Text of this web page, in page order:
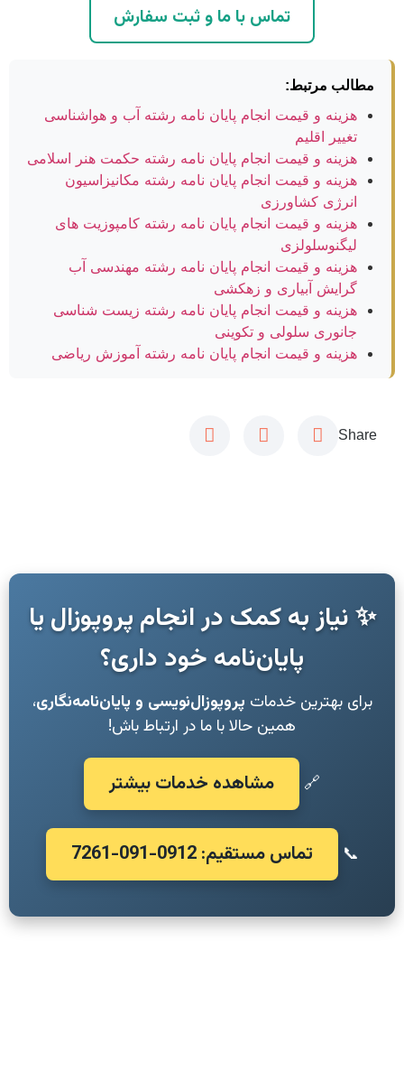
تماس با ما و ثبت سفارش
مطالب مرتبط:
هزینه و قیمت انجام پایان نامه رشته آب و هواشناسی
تغییر اقلیم
هزینه و قیمت انجام پایان نامه رشته حکمت هنر اسلامی
هزینه و قیمت انجام پایان نامه رشته مکانیزاسیون
انرژی کشاورزی
هزینه و قیمت انجام پایان نامه رشته کامپوزیت های
لیگنوسلولزی
هزینه و قیمت انجام پایان نامه رشته مهندسی آب
گرایش آبیاری و زهکشی
هزینه و قیمت انجام پایان نامه رشته زیست شناسی
جانوری سلولی و تکوینی
هزینه و قیمت انجام پایان نامه رشته آموزش ریاضی
Share
✨ نیاز به کمک در انجام پروپوزال یا
پایان‌نامه خود داری؟
برای بهترین خدمات پروپوزال‌نویسی و پایان‌نامه‌نگاری،
همین حالا با ما در ارتباط باش!
🔗 مشاهده خدمات بیشتر
📞 تماس مستقیم: 0912-091-7261